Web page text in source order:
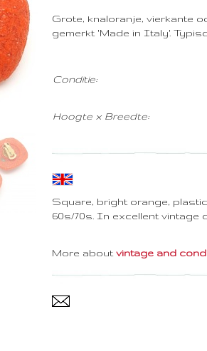
Grote, knaloranje, vierkante
gemerkt 'Made in Italy'.
Conditie:
Hoogte x Breedte:
Square, bright orange,
60s/70s. In excellent vintage
More about vintage and